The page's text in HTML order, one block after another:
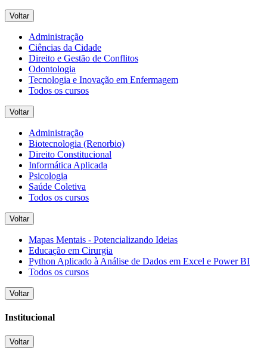
Voltar
Administração
Ciências da Cidade
Direito e Gestão de Conflitos
Odontologia
Tecnologia e Inovação em Enfermagem
Todos os cursos
Voltar
Administração
Biotecnologia (Renorbio)
Direito Constitucional
Informática Aplicada
Psicologia
Saúde Coletiva
Todos os cursos
Voltar
Mapas Mentais - Potencializando Ideias
Educação em Cirurgia
Python Aplicado à Análise de Dados em Excel e Power BI
Todos os cursos
Voltar
Institucional
Voltar